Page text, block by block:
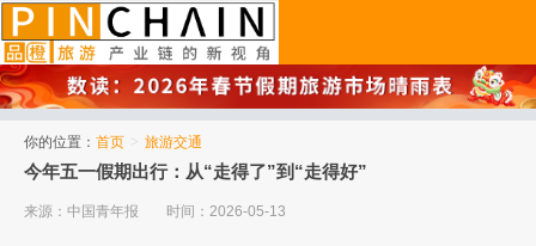
你的位置： 首页 > 旅游交通
今年五一假期出行：从“走得了”到“走得好”
来源：中国青年报 时间：2026-05-13